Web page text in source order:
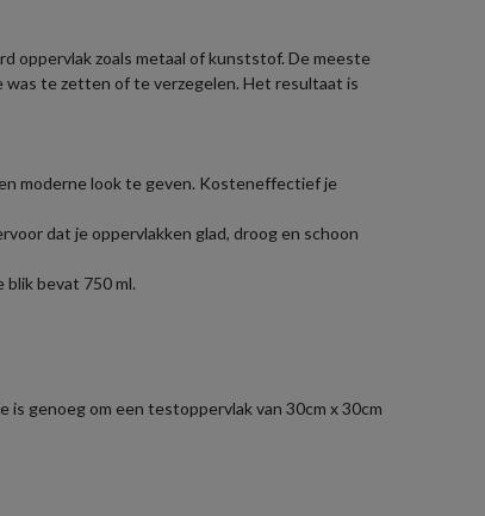
oppervlak zoals metaal of kunststof. De meeste
te zetten of te verzegelen. Het resultaat is
moderne look te geven. Kosteneffectief je
dat je oppervlakken glad, droog en schoon
bevat 750 ml.
genoeg om een testoppervlak van 30cm x 30cm